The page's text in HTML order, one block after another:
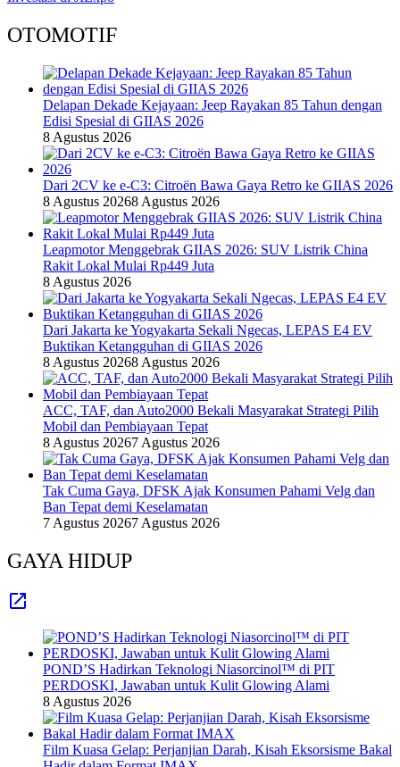
OTOMOTIF
Delapan Dekade Kejayaan: Jeep Rayakan 85 Tahun dengan
Edisi Spesial di GIIAS 2026
8 Agustus 2026
Dari 2CV ke e-C3: Citroën Bawa Gaya Retro ke GIIAS 2026
8 Agustus 20268 Agustus 2026
Leapmotor Menggebrak GIIAS 2026: SUV Listrik China
Rakit Lokal Mulai Rp449 Juta
8 Agustus 2026
Dari Jakarta ke Yogyakarta Sekali Ngecas, LEPAS E4 EV
Buktikan Ketangguhan di GIIAS 2026
8 Agustus 20268 Agustus 2026
ACC, TAF, dan Auto2000 Bekali Masyarakat Strategi Pilih
Mobil dan Pembiayaan Tepat
8 Agustus 20267 Agustus 2026
Tak Cuma Gaya, DFSK Ajak Konsumen Pahami Velg dan
Ban Tepat demi Keselamatan
7 Agustus 20267 Agustus 2026
GAYA HIDUP
POND’S Hadirkan Teknologi Niasorcinol™ di PIT
PERDOSKI, Jawaban untuk Kulit Glowing Alami
8 Agustus 2026
Film Kuasa Gelap: Perjanjian Darah, Kisah Eksorsisme Bakal